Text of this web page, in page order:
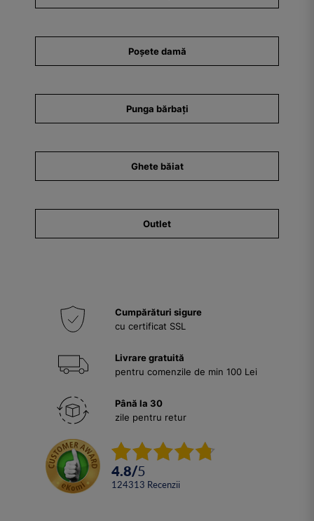
Poșete damă
Punga bărbați
Ghete băiat
Outlet
Cumpărături sigure
cu certificat SSL
Livrare gratuită
pentru comenzile de min 100 Lei
Până la 30
zile pentru retur
4.8/5
124313 Recenzii